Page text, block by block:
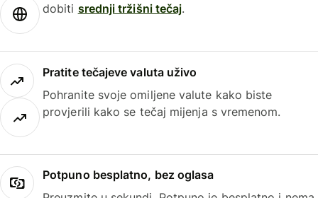
dobiti srednji tržišni tečaj.
Pratite tečajeve valuta uživo
Pohranite svoje omiljene valute kako biste
provjerili kako se tečaj mijenja s vremenom.
Potpuno besplatno, bez oglasa